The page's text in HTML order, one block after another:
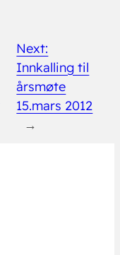
Next:
Innkalling til
årsmøte
15.mars 2012
→